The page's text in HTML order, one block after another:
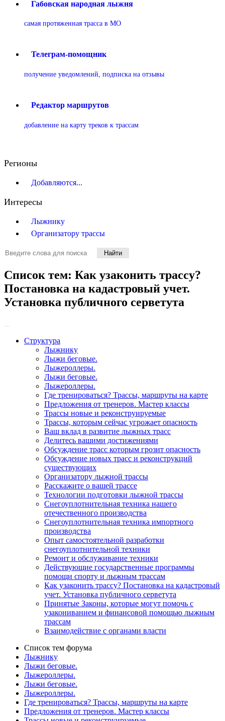
Габовская народная лыжня
самая протяженная трасса в МО
Телеграм-помощник
получение уведомлений, подписка на отзывы
Редактор маршрутов
добавление на карту треков к трассам
Регионы
Добавляются...
Интересы
Лыжнику
Организатору трассы
Найти
Список тем: Как узаконить трассу?
Постановка на кадастровый учет.
Установка публичного серветута
Структура
Лыжнику
Лыжи беговые.
Лыжероллеры.
Лыжи беговые.
Лыжероллеры.
Где тренироваться? Трассы, маршруты на карте
Предложения от тренеров. Мастер классы
Трассы новые и реконструируемые
Трассы, которым сейчас угрожает опасность
Ваш вклад в развитие лыжных трасс
Делитесь вашими достижениями
Обсуждение трасс которым грозит опасность
Обсуждение новых трасс и реконструкций
существующих
Организатору лыжной трассы
Расскажите о вашей трассе
Технологии подготовки лыжной трассы
Снегоуплотнительная техника нашего
отечественного производства
Снегоуплотнительная техника импортного
производства
Опыт самостоятельной разработки
снегоуплотнительной техники
Ремонт и обслуживание техники
Действующие государственные программы
помощи спорту и лыжным трассам
Как узаконить трассу? Постановка на кадастровый
учет. Установка публичного серветута
Принятые Законы, которые могут помочь с
узакониванием и финансовой помощью лыжным
трассам
Взаимодействие с органами власти
Список тем форума
Лыжнику
Лыжи беговые.
Лыжероллеры.
Лыжи беговые.
Лыжероллеры.
Где тренироваться? Трассы, маршруты на карте
Предложения от тренеров. Мастер классы